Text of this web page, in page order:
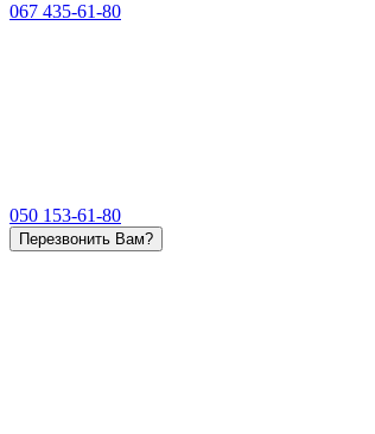
067 435-61-80
050 153-61-80
Перезвонить Вам?